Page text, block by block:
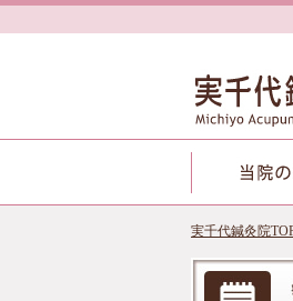
実千代鍼灸院